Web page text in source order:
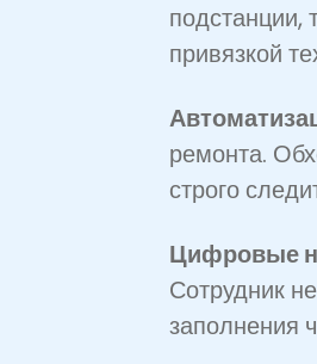
подстанции,
привязкой
ремонта.
строго
Цифровые
Сотрудник
заполнения